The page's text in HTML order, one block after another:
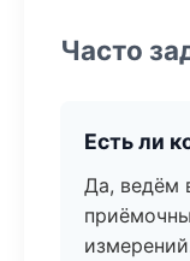
Часто
Есть ли
Да, ведём